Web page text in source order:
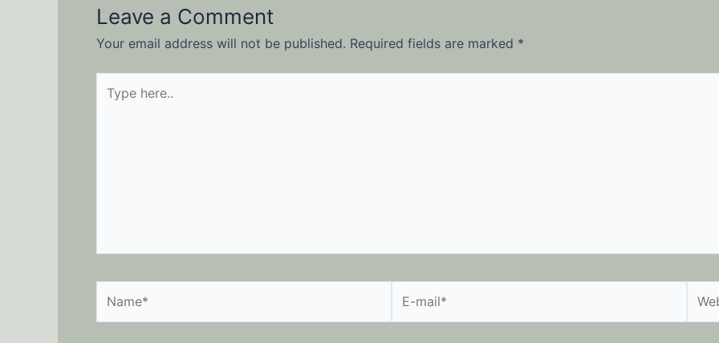
Leave a Comment
Your email address will not be published. Required fields are marked *
here..
mail*